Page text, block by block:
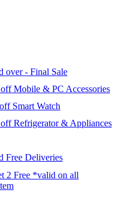
over - Final Sale
Mobile & PC Accessories
Smart Watch
Refrigerator & Appliances
Free Deliveries
2 Free *valid on all